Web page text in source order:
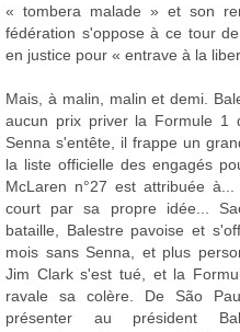
« tombera malade » et son
fédération s'oppose à ce tour
en justice pour « entrave à la
Mais, à malin, malin et demi.
aucun prix priver la Formule 1
Senna s'entête, il frappe un
la liste officielle des engagés
McLaren n°27 est attribuée
court par sa propre idée...
bataille, Balestre pavoise et
mois sans Senna, et plus
Jim Clark s'est tué, et la
ravale sa colère. De São
présenter au président